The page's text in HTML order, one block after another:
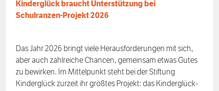
Kinderglück braucht Unterstützung bei
Schulranzen-Projekt 2026
Das Jahr 2026 bringt viele Herausforderungen mit sich,
aber auch zahlreiche Chancen, gemeinsam etwas Gutes
zu bewirken. Im Mittelpunkt steht bei der Stiftung
Kinderglück zurzeit ihr größtes Projekt: das Kinderglück-